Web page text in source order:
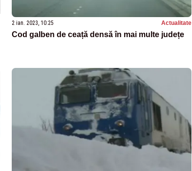
2 ian. 2023, 10:25 Actualitate
Cod galben de ceață densă în mai multe județe